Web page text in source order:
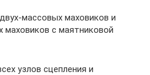
массовых маховиков и
маховиков с маятниковой
узлов сцепления и